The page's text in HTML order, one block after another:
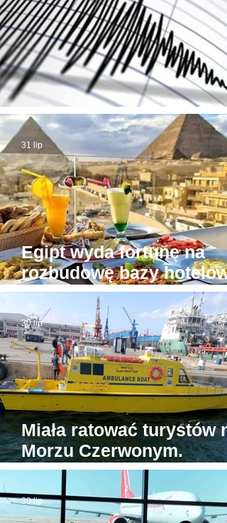
Trzęsienie ziemi w
Egipt wyda fortunę na
rozbudowę bazy
wokół Piramid w Gizie
31 lip
Miała ratować turystów
Morzu Czerwonym.
Tymczasem jedyna
egipska karetka wodna...
stoi w porcie
30 lip
30 lip